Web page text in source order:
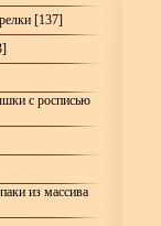
[137]
с росписью
из массива